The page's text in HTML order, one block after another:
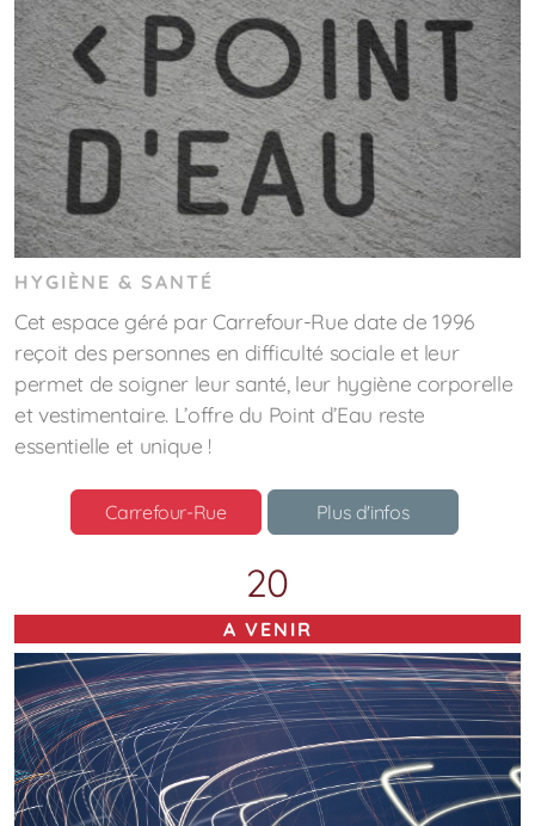
HYGIÈNE & SANTÉ
Cet espace géré par Carrefour-Rue date de 1996
reçoit des personnes en difficulté sociale et leur
permet de soigner leur santé, leur hygiène corporelle
et vestimentaire. L’offre du Point d’Eau reste
essentielle et unique !
Carrefour-Rue Plus d'infos
20
A VENIR